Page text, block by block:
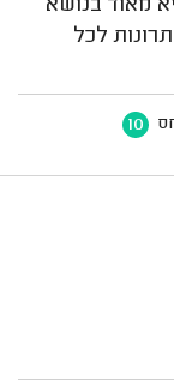
מאוד בנושא
לכל
10